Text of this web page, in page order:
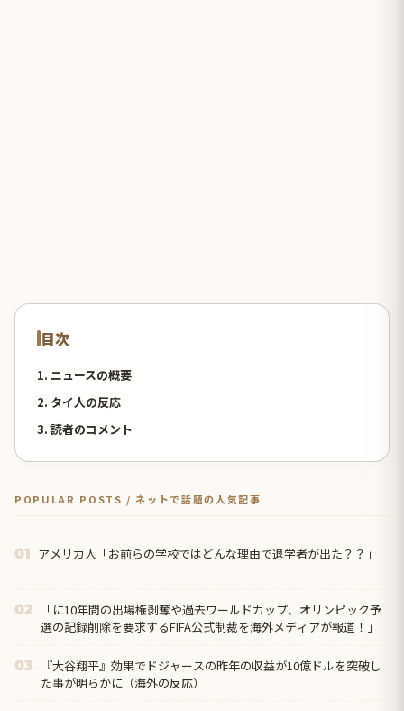
目次
1. ニュースの概要
2. タイ人の反応
3. 読者のコメント
POPULAR POSTS / ネットで話題の人気記事
01 アメリカ人「お前らの学校ではどんな理由で退学者が出た？？」
02
「に10年間の出場権剥奪や過去ワールドカップ、オリンピック予
選の記録削除を要求するFIFA公式制裁を海外メディアが報道！」
03
『大谷翔平』効果でドジャースの昨年の収益が10億ドルを突破し
た事が明らかに（海外の反応）